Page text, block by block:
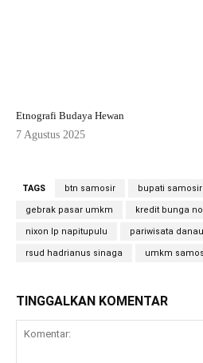
Etnografi Budaya Hewan
7 Agustus 2025
TAGS btn samosir bupati
gebrak pasar umkm kredit bunga
nixon lp napitupulu pariwisata
rsud hadrianus sinaga umkm
TINGGALKAN KOMENTAR